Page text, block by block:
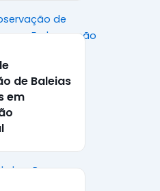
de Baleias
em